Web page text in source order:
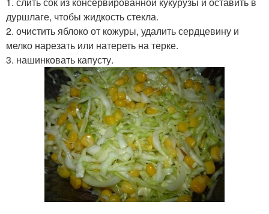
дуршлаге, чтобы жидкость стекла.
2. очистить яблоко от кожуры, удалить сердцевину и
мелко нарезать или натереть на терке.
3. нашинковать капусту.